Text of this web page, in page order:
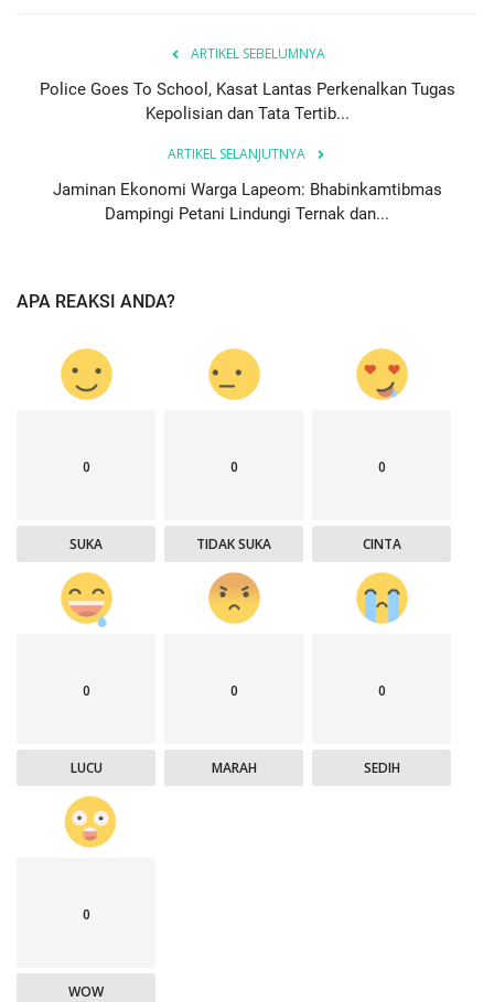
ARTIKEL SEBELUMNYA
Police Goes To School, Kasat Lantas Perkenalkan Tugas
Kepolisian dan Tata Tertib...
ARTIKEL SELANJUTNYA
Jaminan Ekonomi Warga Lapeom: Bhabinkamtibmas
Dampingi Petani Lindungi Ternak dan...
APA REAKSI ANDA?
0
SUKA
0
TIDAK SUKA
0
CINTA
0
LUCU
0
MARAH
0
SEDIH
0
WOW